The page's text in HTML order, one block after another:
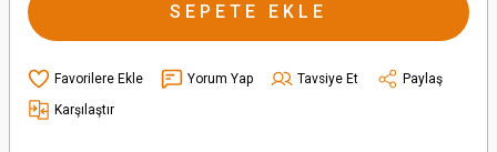
SEPETE EKLE
Yorum Yap Tavsiye Et
Paylaş
Karşılaştır